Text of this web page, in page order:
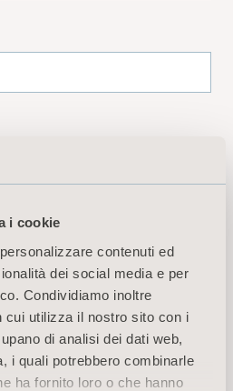
i cookie
contenuti ed
dei social media e per
Condividiamo inoltre
cui utilizza il nostro sito con i
di analisi dei dati web,
i quali potrebbero combinarle
ha fornito loro o che hanno